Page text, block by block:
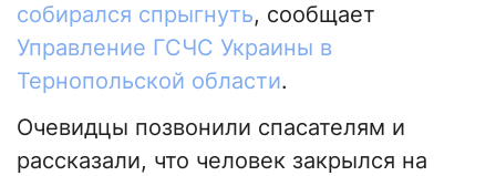
собирался спрыгнуть, сообщает
Управление ГСЧС Украины в
Тернопольской области.
Очевидцы позвонили спасателям и
рассказали, что человек закрылся на